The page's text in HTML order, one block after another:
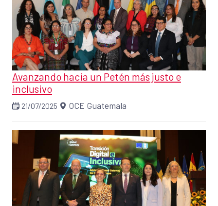
Avanzando hacia un Petén más justo e
inclusivo
21/07/2025 OCE Guatemala